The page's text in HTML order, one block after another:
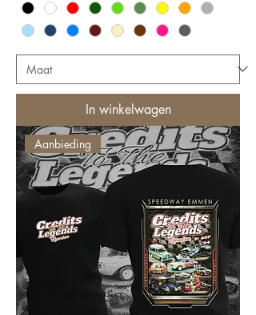
In winkelwagen
Aanbieding